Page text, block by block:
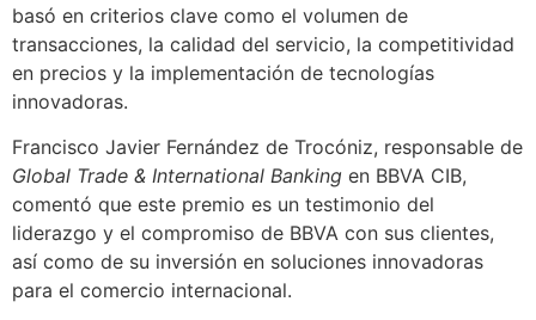
basó en criterios clave como el volumen de
transacciones, la calidad del servicio, la competitividad
en precios y la implementación de tecnologías
innovadoras.
Francisco Javier Fernández de Trocóniz, responsable de
Global Trade & International Banking en BBVA CIB,
comentó que este premio es un testimonio del
liderazgo y el compromiso de BBVA con sus clientes,
así como de su inversión en soluciones innovadoras
para el comercio internacional.